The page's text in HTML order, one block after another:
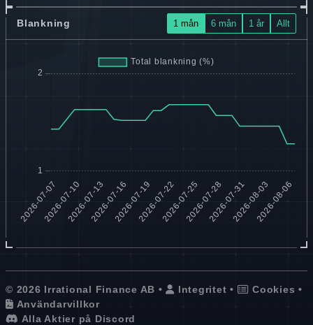
Blankning 1 mån 6 mån 1 år Allt
© 2026 Irrational Finance AB • Integritet • Cookies •
Användarvillkor
Alla Aktier på Discord